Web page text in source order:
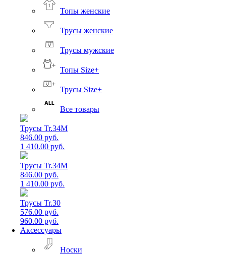
Топы женские
Трусы женские
Трусы мужские
Топы Size+
Трусы Size+
Все товары
Трусы Tr.34M
846.00 руб.
1 410.00 руб.
Трусы Tr.34M
846.00 руб.
1 410.00 руб.
Трусы Tr.30
576.00 руб.
960.00 руб.
Аксессуары
Носки